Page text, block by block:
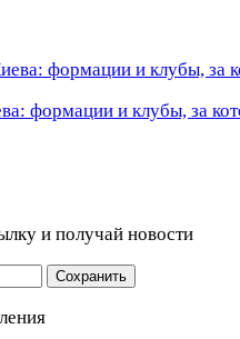
формации и клубы, за
и получай новости
Сохранить